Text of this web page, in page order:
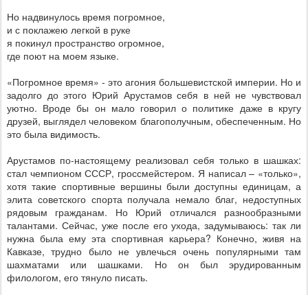
Но надвинулось время погромное,
и с поклажею легкой в руке
я покинул пространство огромное,
где поют на моем языке.
«Погромное время» - это агония большевистской империи. Но и
задолго до этого Юрий Арустамов себя в ней не чувствовал
уютно. Вроде бы он мало говорил о политике даже в кругу
друзей, выглядел человеком благополучным, обеспеченным. Но
это была видимость.
Арустамов по-настоящему реализовал себя только в шашках:
стал чемпионом СССР, гроссмейстером. Я написал – «только»,
хотя такие спортивные вершины были доступны единицам, а
элита советского спорта получала немало благ, недоступных
рядовым гражданам. Но Юрий отличался разнообразными
талантами. Сейчас, уже после его ухода, задумываюсь: так ли
нужна была ему эта спортивная карьера? Конечно, живя на
Кавказе, трудно было не увлечься очень популярными там
шахматами или шашками. Но он был эрудированным
филологом, его тянуло писать.